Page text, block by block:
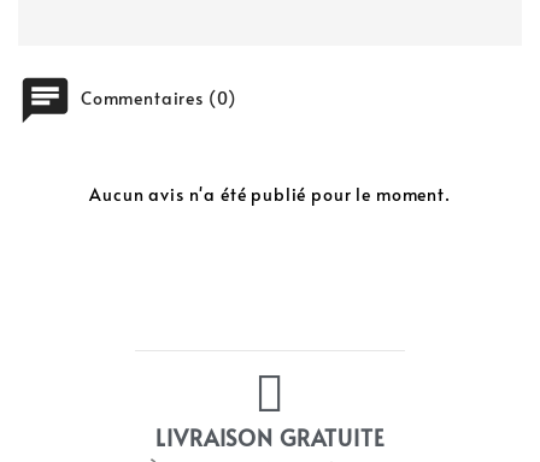
chat Commentaires (0)
Aucun avis n'a été publié pour le moment.
LIVRAISON GRATUITE